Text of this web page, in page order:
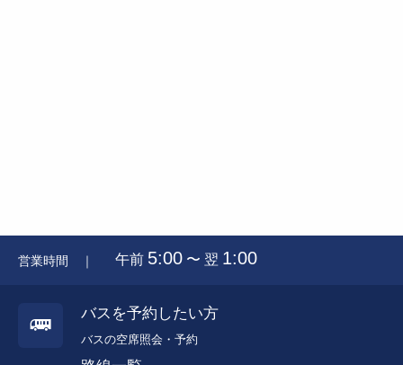
営業時間 ｜ 午前 5:00 〜 翌 1:00
バスを予約したい方
バスの空席照会・予約